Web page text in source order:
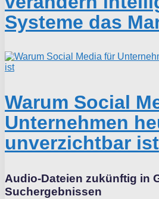
Systeme das
Warum Social
Unternehmen
unverzichtbar ist
Audio-Dateien zukünftig in
Suchergebnissen